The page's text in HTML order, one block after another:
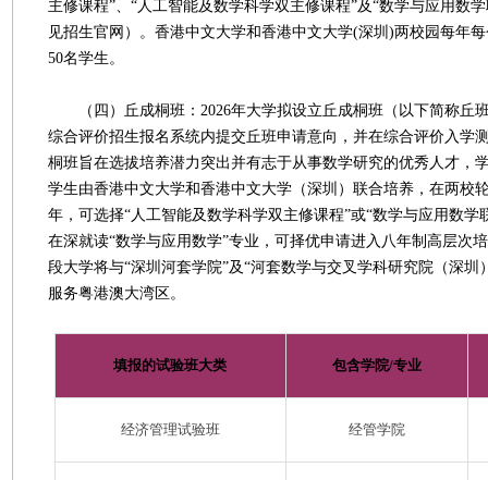
主修课程”、“人工智能及数学科学双主修课程”及“数学与应用数
见招生官网）。香港中文大学和香港中文大学(深圳)两校园每年
50名学生。
（四）丘成桐班：2026年大学拟设立丘成桐班（以下简称丘
综合评价招生报名系统内提交丘班申请意向，并在综合评价入学
桐班旨在选拔培养潜力突出并有志于从事数学研究的优秀人才，
学生由香港中文大学和香港中文大学（深圳）联合培养，在两校
年，可选择“人工智能及数学科学双主修课程”或“数学与应用数学
在深就读“数学与应用数学”专业，可择优申请进入八年制高层次
段大学将与“深圳河套学院”及“河套数学与交叉学科研究院（深圳
服务粤港澳大湾区。
填报的试验班大类 包含学院/专业
经济管理试验班 经管学院